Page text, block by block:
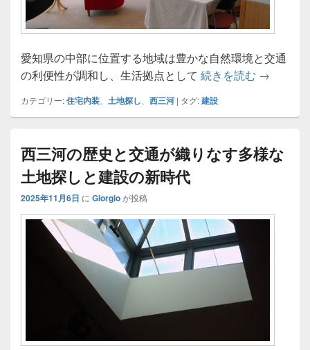
愛知県の中部に位置する地域は豊かな自然環境と交通
の利便性が調和し、生活拠点として 続きを読む 西三河の
→
カテゴリー:住宅内装、 土地探し、 西三河 | タグ:建設
西三河の歴史と交通が織りなす多様な
土地探しと建設の新時代
2025年11月6日 に Giorgioが投稿